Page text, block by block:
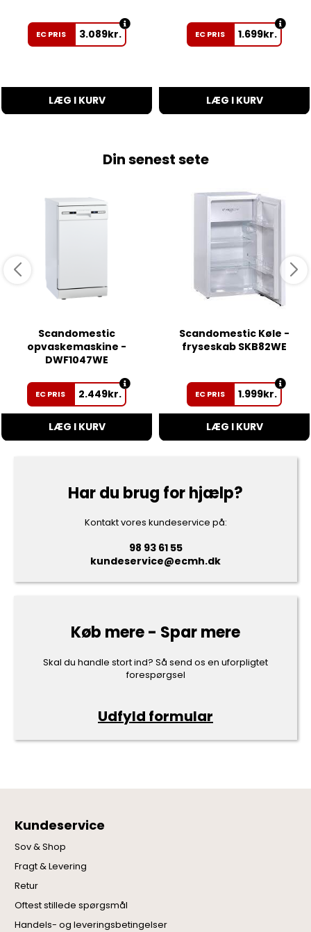
EC PRIS 3.089kr.
LÆG I KURV
EC PRIS 1.699kr.
LÆG I KURV
Din senest sete
Scandomestic
opvaskemaskine -
DWF1047WE
EC PRIS 2.449kr.
LÆG I KURV
Scandomestic Køle -
fryseskab SKB82WE
EC PRIS 1.999kr.
LÆG I KURV
Har du brug for hjælp?
Kontakt vores kundeservice på:
98 93 61 55
kundeservice@ecmh.dk
Køb mere - Spar mere
Skal du handle stort ind? Så send os en uforpligtet
forespørgsel
Udfyld formular
Kundeservice
Sov & Shop
Fragt & Levering
Retur
Oftest stillede spørgsmål
Handels- og leveringsbetingelser